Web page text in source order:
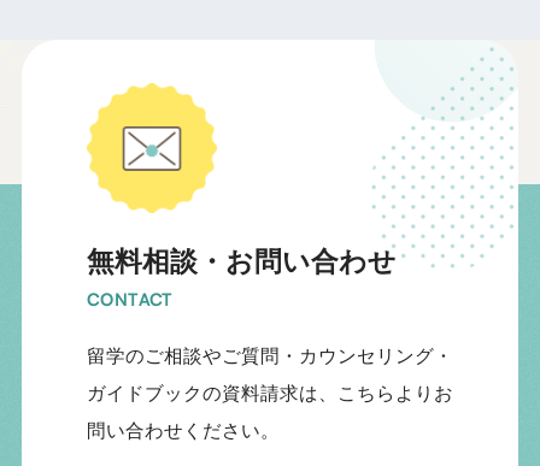
無料相談・お問い合わせ
CONTACT
留学のご相談やご質問・カウンセリング・
ガイドブックの資料請求は、こちらよりお
問い合わせください。